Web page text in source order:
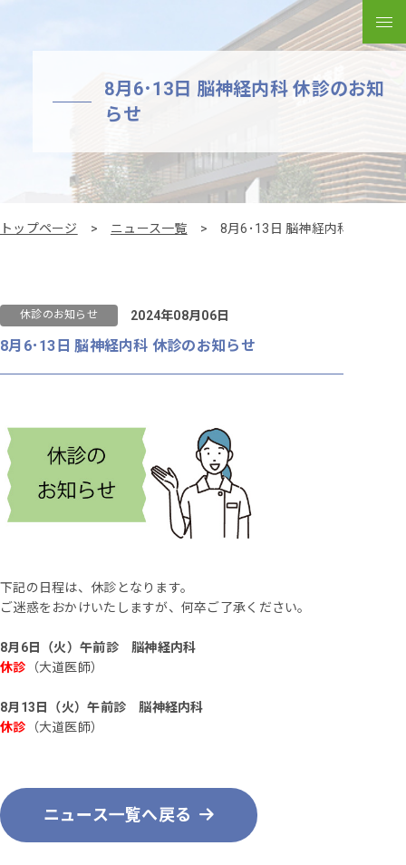
メ
8月6･13日 脳神経内科 休診のお知
らせ
トップページ ニュース一覧 8月6･13日 脳神経内科 休診の
休診のお知らせ 2024年08月06日
8月6･13日 脳神経内科 休診のお知らせ
下記の日程は、休診となります。
ご迷惑をおかけいたしますが、何卒ご了承ください。
8月6日（火）午前診 脳神経内科
休診 （大道医師）
8月13日（火）午前診 脳神経内科
休診 （大道医師）
ニュース一覧へ戻る